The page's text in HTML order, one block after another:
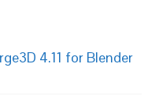
4.11 for Blender